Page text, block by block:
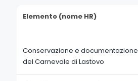
Elemento (nome HR)
Conservazione e documentazione
del Carnevale di Lastovo